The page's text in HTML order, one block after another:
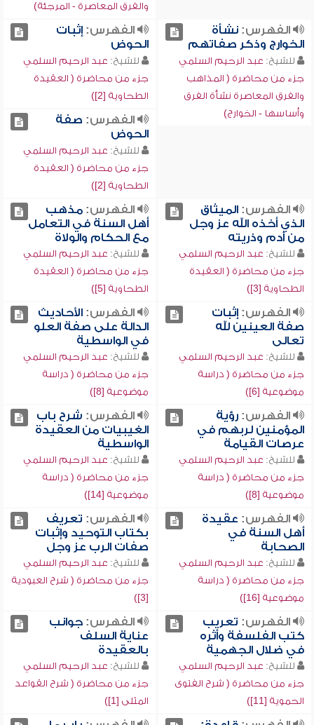
والفرق المعاصرة - المرجئة)
الفهرس:نشأة
الخوارج وذكر صفاتهم
للشيخ: عبد الرحيم السلمي
جزء من محاضرة ( المذاهب
والفرق المعاصرة نشأة الفرق
وأساسها - الخوارج)
الفهرس:إثبات
الحوض
للشيخ: عبد الرحيم السلمي
جزء من محاضرة ( العقيدة
الطحاوية [2])
الفهرس: صفة
الحوض
للشيخ: عبد الرحيم السلمي
جزء من محاضرة ( العقيدة
الطحاوية [2])
الفهرس:الميثاق
الذي أخذه الله عز وجل
من آدم وذريته
للشيخ: عبد الرحيم السلمي
جزء من محاضرة ( العقيدة
الطحاوية [3])
الفهرس:مذهب
أهل السنة في التعامل
مع الحكام والولاة
للشيخ: عبد الرحيم السلمي
جزء من محاضرة ( العقيدة
الطحاوية [5])
الفهرس:إثبات
صفة العينين لله
تعالى
للشيخ: عبد الرحيم السلمي
جزء من محاضرة ( دراسة
موضوعية [6])
الفهرس:الأحاديث
الدالة على صفة العلو
في الواسطية
للشيخ: عبد الرحيم السلمي
جزء من محاضرة ( دراسة
موضوعية [8])
الفهرس:رؤية
المؤمنين لربهم في
عرصات القيامة
للشيخ: عبد الرحيم السلمي
جزء من محاضرة ( دراسة
موضوعية [8])
الفهرس: شرح باب
الغيبيات من العقيدة
الواسطية
للشيخ: عبد الرحيم السلمي
جزء من محاضرة ( دراسة
موضوعية [14])
الفهرس: عقيدة
أهل السنة في
الصحابة
للشيخ: عبد الرحيم السلمي
جزء من محاضرة ( دراسة
موضوعية [16])
الفهرس: تعريف
بكتاب التوحيد وإثبات
صفات الرب عز وجل
للشيخ: عبد الرحيم السلمي
جزء من محاضرة ( شرح العبودية
[3])
الفهرس: تعريب
كتب الفلسفة وأثره
في ضلال الجهمية
للشيخ: عبد الرحيم السلمي
جزء من محاضرة ( شرح الفتوى
الحموية [11])
الفهرس:جوانب
عناية السلف
بالعقيدة
للشيخ: عبد الرحيم السلمي
جزء من محاضرة ( شرح القواعد
المثلى [1])